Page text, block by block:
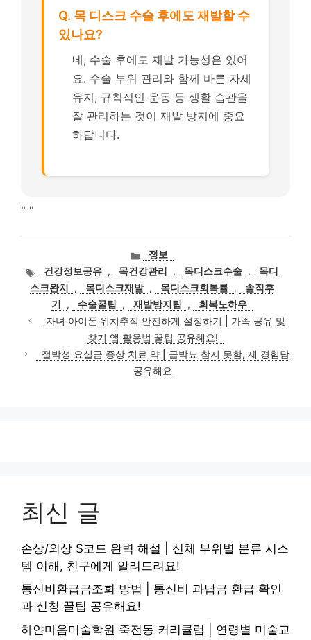
Q. 목 디스크 수술 후에도 재발할 수
있나요?
네, 수술 후에도 재발 가능성은 있어
요. 수술 부위 관리와 함께 바른 자세
유지, 규칙적인 운동 등 생활 습관을
잘 관리하는 것이 재발 방지에 중요
하답니다.
" "
카
테
고
리
정보
태
그
건강정보공유 , 목건강관리 , 목디스크수술 ,
목디
스크완치
, 목디스크재발 , 목디스크회복률 ,
솔직후
기
, 수술꿀팁 , 재발방지팁 ,
회복노하우
자녀 아이폰 위치추적 안전하게 설정하기 | 가족 공유 및
찾기 앱 활용법 꿀팁 공유해요!
절박성 요실금 증상 치료 약 | 급박뇨 참지 못함, 제 경험담
공유해요
최신 글
손상/외상 S코드 완벽 해설 | 신체 부위별 분류 시스
템 이해, 친구에게 알려드려요!
통신비환급금조회 방법 | 통신비 과납금 환급 확인
과 신청 꿀팁 공유해요!
하얀마음미술학원 죽전동 커리큘럼 | 연령별 미술교